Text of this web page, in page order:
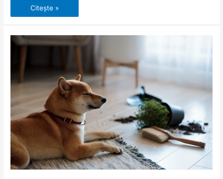
Consultanța
financiară
–
un
esențial
pentru
investițiilor
Citește »